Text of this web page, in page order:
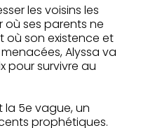
les voisins les
où ses parents ne
où son existence et
Alyssa va
pour survivre au
la 5e vague, un
prophétiques.